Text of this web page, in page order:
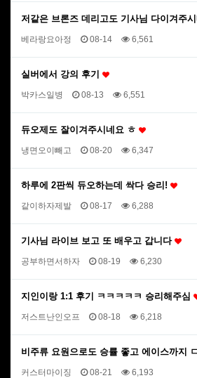
저같은 브론즈 데리고도 기사님 다이겨주
베라랑요아정 08-14 6,561
실버에서 강의 후기
박카스일병 08-13 6,551
듀오제도 잘이겨주시네요 ㅎ
냉면오이빼고 08-20 6,347
하루에 2판씩 듀오하는데 싹다 승리!
같이하자제발 08-17 6,288
기사님 라이브 보고 또 배우고 갑니다
공부하면서하자 08-19 6,230
지인이랑 1:1 후기 ㅋㅋㅋㅋㅋ 승리해주심
저스트난인오프 08-18 6,218
비주류 요원으로도 승률 좋고 에이스까지
커스터마이징 08-21 6,193